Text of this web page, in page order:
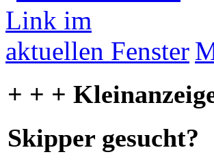
+ + +
Skipper gesucht?